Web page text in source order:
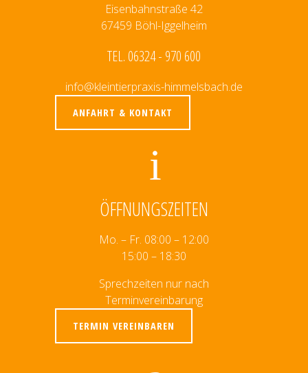
Eisenbahnstraße 42
67459 Böhl-Iggelheim
TEL. 06324 - 970 600
info@kleintierpraxis-himmelsbach.de
ANFAHRT & KONTAKT
ÖFFNUNGSZEITEN
Mo. – Fr. 08:00 – 12:00
15:00 – 18:30
Sprechzeiten nur nach
Terminvereinbarung
TERMIN VEREINBAREN